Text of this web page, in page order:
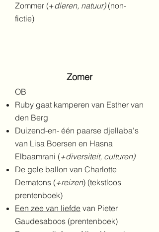
Zommer (+dieren, natuur) (non-
fictie)
Zomer
OB
Ruby gaat kamperen van Esther van
den Berg
Duizend-en- één paarse djellaba's
van Lisa Boersen en Hasna
Elbaamrani (+diversiteit, culturen)
De gele ballon van Charlotte
Dematons (+reizen) (tekstloos
prentenboek)
Een zee van liefde van Pieter
Gaudesaboos (prentenboek)